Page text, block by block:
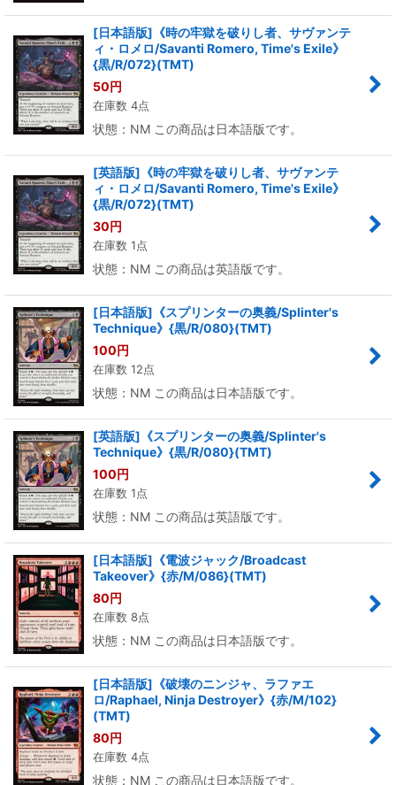
[日本語版]《時の牢獄を破りし者、サヴァンテ
ィ・ロメロ/Savanti Romero, Time's Exile》
{黒/R/072}(TMT)
50円
在庫数 4点
状態：NM この商品は日本語版です。
[英語版]《時の牢獄を破りし者、サヴァンテ
ィ・ロメロ/Savanti Romero, Time's Exile》
{黒/R/072}(TMT)
30円
在庫数 1点
状態：NM この商品は英語版です。
[日本語版]《スプリンターの奥義/Splinter's
Technique》{黒/R/080}(TMT)
100円
在庫数 12点
状態：NM この商品は日本語版です。
[英語版]《スプリンターの奥義/Splinter's
Technique》{黒/R/080}(TMT)
100円
在庫数 1点
状態：NM この商品は英語版です。
[日本語版]《電波ジャック/Broadcast
Takeover》{赤/M/086}(TMT)
80円
在庫数 8点
状態：NM この商品は日本語版です。
[日本語版]《破壊のニンジャ、ラファエ
ロ/Raphael, Ninja Destroyer》{赤/M/102}
(TMT)
80円
在庫数 4点
状態：NM この商品は日本語版です。